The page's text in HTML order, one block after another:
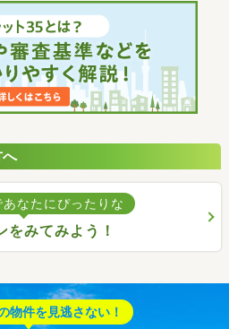
なたにぴったりな
をみてみよう！
物件を見逃さない！